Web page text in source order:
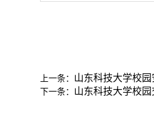
上一条： 山东科技大学校园
下一条： 山东科技大学校